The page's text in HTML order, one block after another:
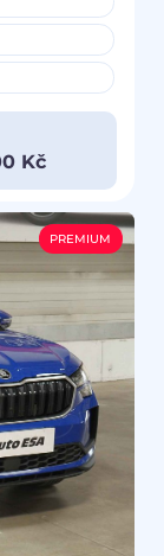
Kč
PREMIUM